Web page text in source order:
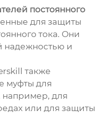
постоянного
для защиты
тока. Они
надежностью и
также
муфты для
для
или для защиты